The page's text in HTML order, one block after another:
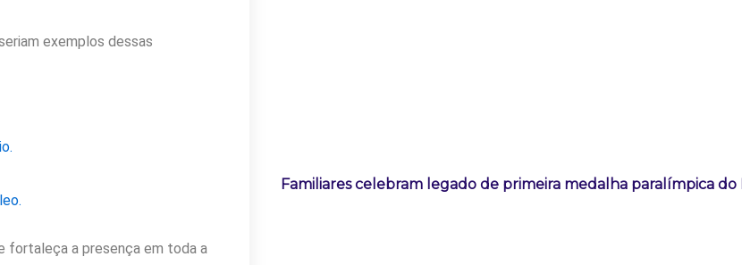
exemplos dessas
fortaleça a presença em toda a
Familiares celebram legado de primeira medalha paralímpica do